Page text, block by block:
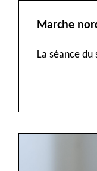
Marche
La séance